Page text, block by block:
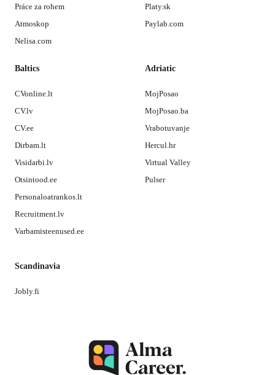
Práce za rohem
Atmoskop
Nelisa.com
Platy.sk
Paylab.com
Baltics
CVonline.lt
CV.lv
CV.ee
Dirbam.lt
Visidarbi.lv
Otsintood.ee
Personaloatrankos.lt
Recruitment.lv
Varbamisteenused.ee
Adriatic
MojPosao
MojPosao.ba
Vrabotuvanje
Hercul.hr
Virtual Valley
Pulser
Scandinavia
Jobly.fi